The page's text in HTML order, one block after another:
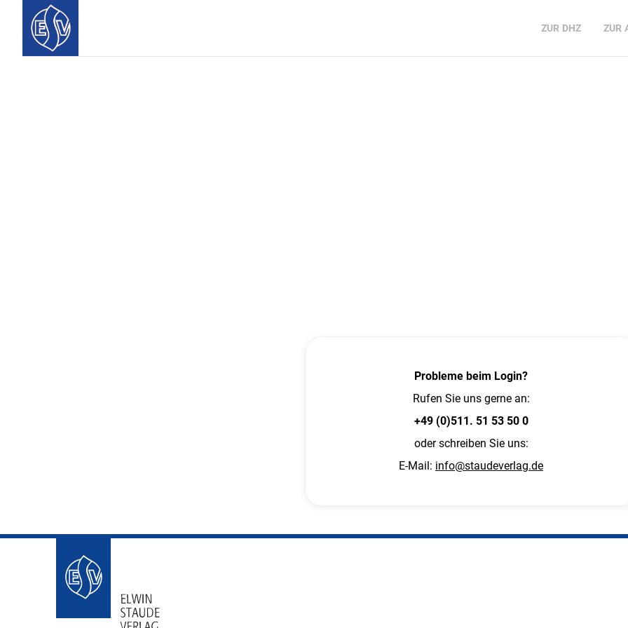
ZUR DHZ ZUR
Probleme beim Login?
Rufen Sie uns gerne an:
+49 (0)511. 51 53 50 0
oder schreiben Sie uns:
E-Mail: info@staudeverlag.de